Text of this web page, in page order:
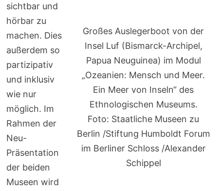
Großes Auslegerboot von der
Insel Luf (Bismarck-Archipel,
Papua Neuguinea) im Modul
„Ozeanien: Mensch und Meer.
Ein Meer von Inseln“ des
Ethnologischen Museums.
Foto: Staatliche Museen zu
Berlin /Stiftung Humboldt Forum
im Berliner Schloss /Alexander
Schippel
sichtbar und
hörbar zu
machen. Dies
außerdem so
partizipativ
und inklusiv
wie nur
möglich. Im
Rahmen der
Neu-
Präsentation
der beiden
Museen wird